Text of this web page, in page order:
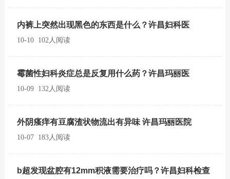
内裤上突然出现黑色的东西是什么？许昌妇科医
10-10 102人阅读
霉菌性妇科炎症总是反复用什么药？许昌玛丽医
10-09 132人阅读
外阴瘙痒有豆腐渣状物流出有异味 许昌玛丽医院
10-07 183人阅读
b超发现盆腔有12mm积液需要治疗吗？许昌妇科检查